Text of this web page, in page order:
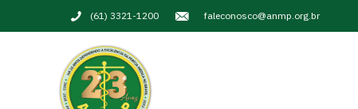
(61) 3321-1200 faleconosco@anmp.org.br